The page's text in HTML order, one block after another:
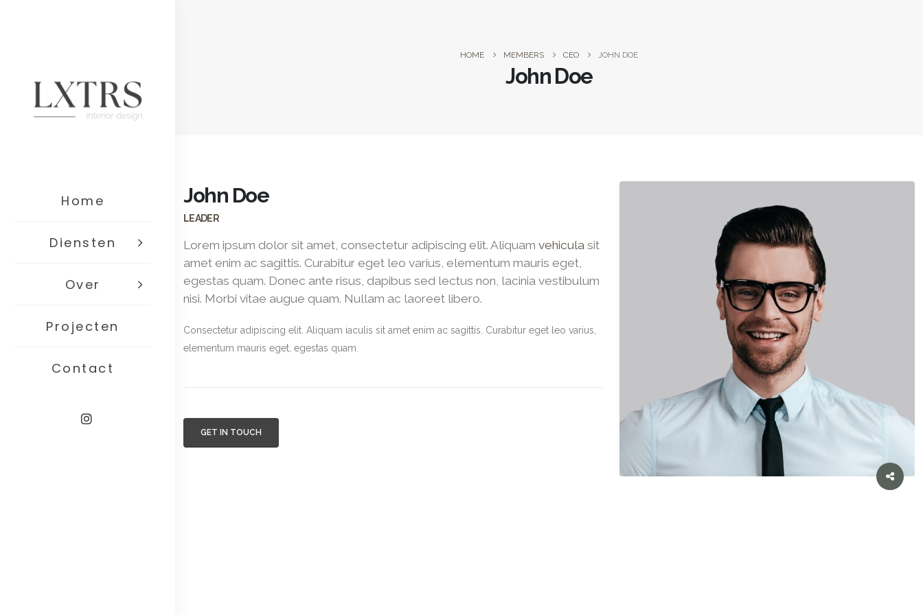
Home
Diensten
Over
Projecten
Contact
HOME MEMBERS CEO JOHN DOE
John Doe
John Doe
LEADER
Lorem ipsum dolor sit amet, consectetur adipiscing elit. Aliquam vehicula sit
amet enim ac sagittis. Curabitur eget leo varius, elementum mauris eget,
egestas quam. Donec ante risus, dapibus sed lectus non, lacinia vestibulum
nisi. Morbi vitae augue quam. Nullam ac laoreet libero.
Consectetur adipiscing elit. Aliquam iaculis sit amet enim ac sagittis. Curabitur eget leo varius,
elementum mauris eget, egestas quam.
GET IN TOUCH